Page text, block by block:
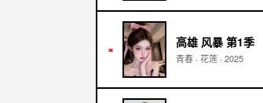
■ 高雄 风暴 第1季
青春 · 花莲 · 2025